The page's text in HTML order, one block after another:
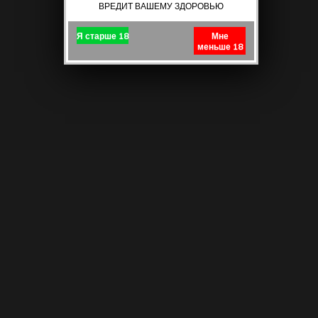
ВРЕДИТ ВАШЕМУ ЗДОРОВЬЮ
Я старше 18
Мне
меньше 18